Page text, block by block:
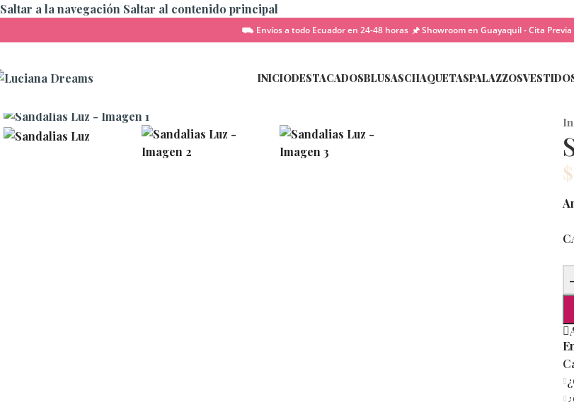
Saltar a la navegación Saltar al contenido principal
⛟ Envíos a todo Ecuador en 24-48 horas 🖈 Showroom en Guayaquil - Cita Previa
INICIODESTACADOSBLUSASCHAQUETASPALAZZOS
$
-